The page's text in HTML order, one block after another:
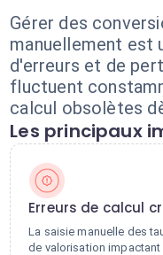
Gérer des
manuellement est
d'erreurs et de
fluctuent
calcul obsolètes
Les principaux
Erreurs de calcul
La saisie manuelle des
de valorisation